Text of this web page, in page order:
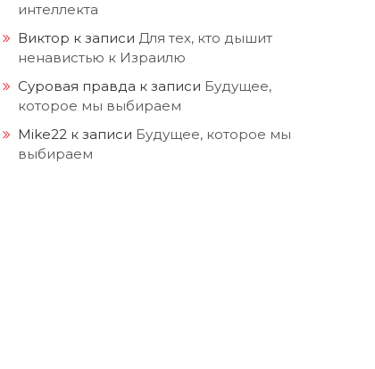
интеллекта
Виктор к записи Для тех, кто дышит
ненавистью к Израилю
Суровая правда к записи Будущее,
которое мы выбираем
Mike22 к записи Будущее, которое мы
выбираем